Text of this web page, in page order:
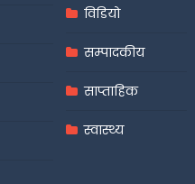
विडियो
सम्पादकीय
साप्ताहिक
स्वास्थ्य